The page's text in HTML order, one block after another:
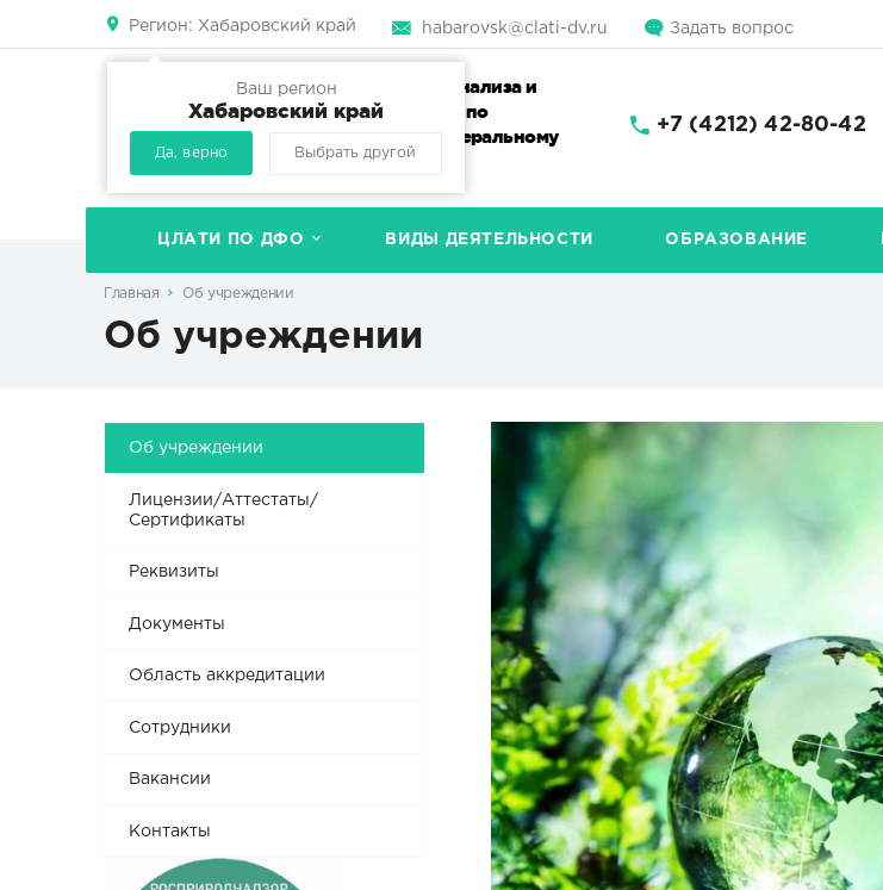
Регион: Хабаровский край
Ваш регион
Хабаровский край
Да, верно Выбрать другой
habarovsk@clati-dv.ru Задать вопрос
Центр лабораторного анализа и
технических измерений по
Дальневосточному федеральному
округу
+7 (4212) 42-80-42
ЦЛАТИ ПО ДФО ВИДЫ ДЕЯТЕЛЬНОСТИ ОБРАЗОВАНИЕ
Главная Об учреждении
Об учреждении
Об учреждении
Лицензии/Аттестаты/
Сертификаты
Реквизиты
Документы
Область аккредитации
Сотрудники
Вакансии
Контакты